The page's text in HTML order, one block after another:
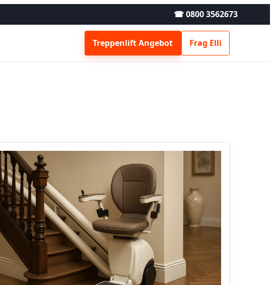
☎ 0800 3562673
Treppenlift Angebot Frag Elli